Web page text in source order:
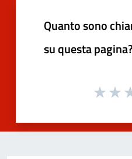
Quanto sono
su questa